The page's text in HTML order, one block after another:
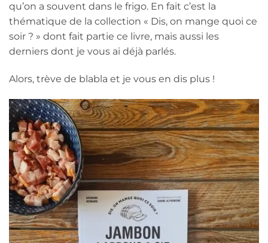
qu’on a souvent dans le frigo. En fait c’est la
thématique de la collection « Dis, on mange quoi ce
soir ? » dont fait partie ce livre, mais aussi les
derniers dont je vous ai déjà parlés.
Alors, trève de blabla et je vous en dis plus !